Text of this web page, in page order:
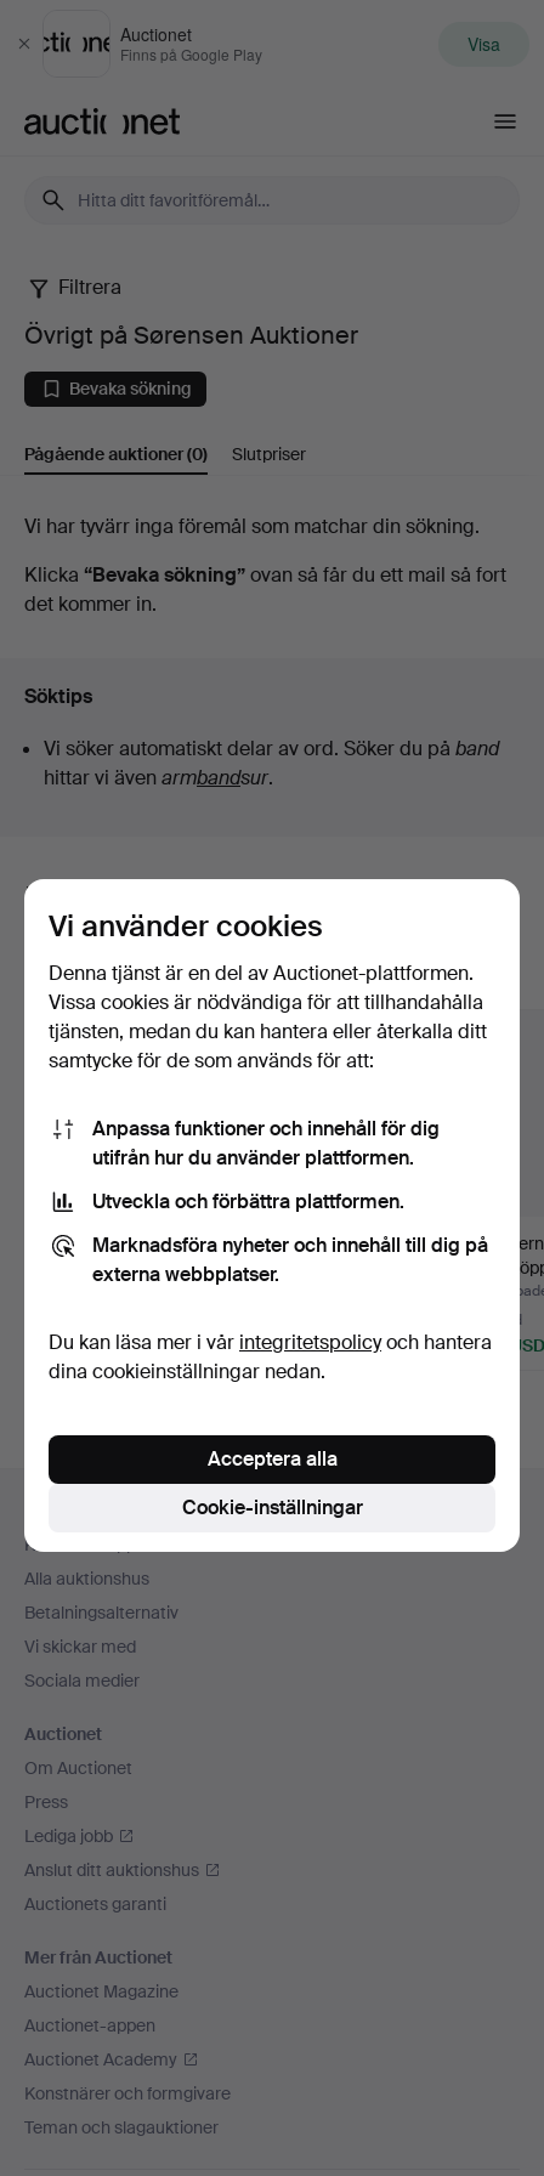
Stäng
Auctionet
Finns på Google Play Visa
Övrigt
på
Sørensen
Auktioner
Filtrera
Övrigt på Sørensen Auktioner
Bevaka sökning
Pågående auktioner(0) Slutpriser
Pågående
auktioner
Vi har tyvärr inga föremål som matchar din sökning.
Klicka “Bevaka sökning”ovan så får du ett mail så fort
det kommer in.
Söktips
Vi söker automatiskt delar av ord. Söker du på band
hittar vi även armbandsur.
Här är föremål från vårt arkiv som
matchar din sökning
Visa alla föremål
BANG & OLUFSEN.
Skivspelare med
55 USD
Falle Uldall. Set om åtta
tallriksunderläg…
86 USD
5 bud
93 USD
Sidfotsnavigation
Kontakta support
Alla auktionshus
Betalningsalternativ
Vi skickar med
Sociala medier
Auctionet
Om Auctionet
Press
Lediga jobb
Anslut ditt auktionshus
Auctionets garanti
Mer från Auctionet
Auctionet Magazine
Auctionet-appen
Auctionet Academy
Konstnärer och formgivare
Teman och slagauktioner
Vi använder cookies
Denna tjänst är en del av Auctionet-plattformen.
Vissa cookies är nödvändiga för att tillhandahålla
tjänsten, medan du kan hantera eller återkalla ditt
samtycke för de som används för att:
Anpassa funktioner och innehåll för dig
utifrån hur du använder plattformen.
Utveckla och förbättra plattformen.
Marknadsföra nyheter och innehåll till dig på
externa webbplatser.
Du kan läsa mer i vår integritetspolicyoch hantera
dina cookieinställningar nedan.
Cookie-inställningar
Acceptera alla